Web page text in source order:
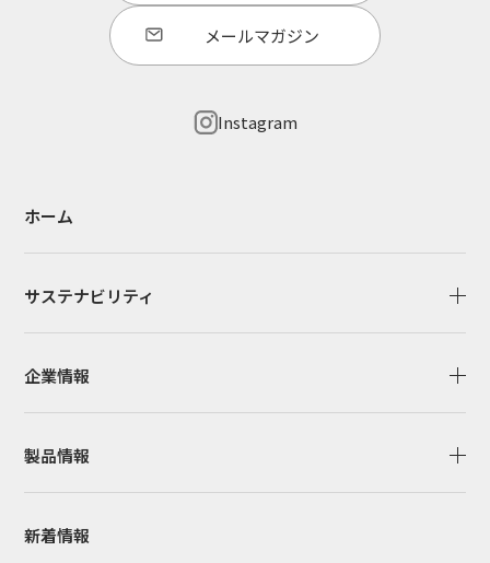
メールマガジン
Instagram
ホーム
サステナビリティ
企業情報
製品情報
新着情報